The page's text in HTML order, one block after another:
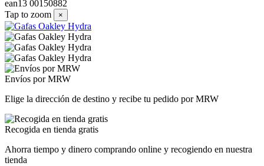
ean13 00150882
Tap to zoom
×
Envíos por MRW
Elige la dirección de destino y recibe tu pedido por MRW
Recogida en tienda gratis
Ahorra tiempo y dinero comprando online y recogiendo en nuestra
tienda